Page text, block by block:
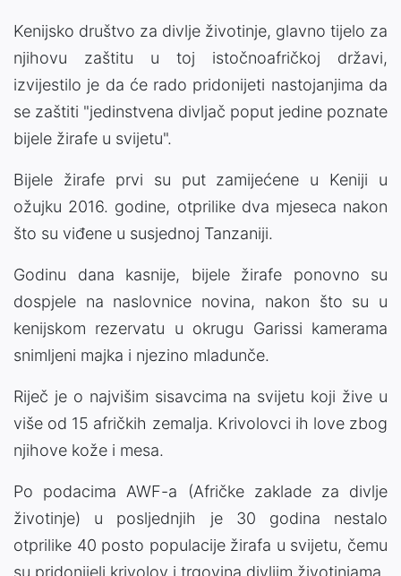
Kenijsko društvo za divlje životinje, glavno tijelo za
njihovu zaštitu u toj istočnoafričkoj državi,
izvijestilo je da će rado pridonijeti nastojanjima da
se zaštiti "jedinstvena divljač poput jedine poznate
bijele žirafe u svijetu".
Bijele žirafe prvi su put zamijećene u Keniji u
ožujku 2016. godine, otprilike dva mjeseca nakon
što su viđene u susjednoj Tanzaniji.
Godinu dana kasnije, bijele žirafe ponovno su
dospjele na naslovnice novina, nakon što su u
kenijskom rezervatu u okrugu Garissi kamerama
snimljeni majka i njezino mladunče.
Riječ je o najvišim sisavcima na svijetu koji žive u
više od 15 afričkih zemalja. Krivolovci ih love zbog
njihove kože i mesa.
Po podacima AWF-a (Afričke zaklade za divlje
životinje) u posljednjih je 30 godina nestalo
otprilike 40 posto populacije žirafa u svijetu, čemu
su pridonijeli krivolov i trgovina divljim životinjama.